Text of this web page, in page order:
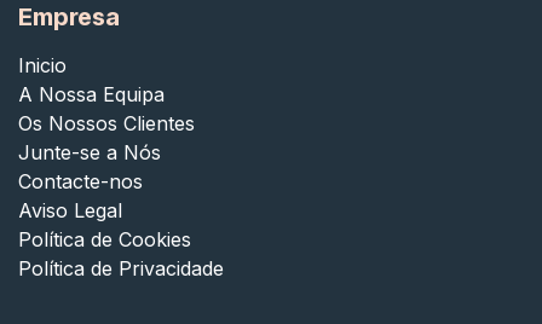
Empresa
Inicio
A Nossa Equipa
Os Nossos Clientes
Junte-se a Nós
Contacte-nos
Aviso Legal
Política de Cookies
Política de Privacidade